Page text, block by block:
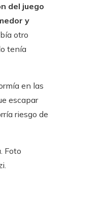
del juego
y
otro
tenía
en las
escapar
riesgo de